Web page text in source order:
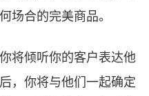
场合的完美商品。
将倾听你的客户表达他
，你将与他们一起确定